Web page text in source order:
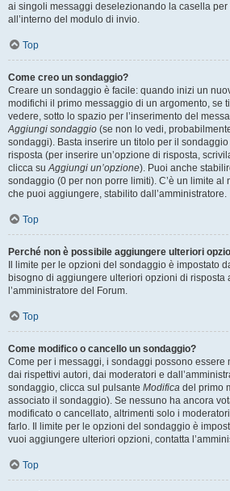
ai singoli messaggi deselezionando la casella
all’interno del modulo di invio.
Top
Come creo un sondaggio?
Creare un sondaggio è facile: quando inizi un
modifichi il primo messaggio di un argomento, se
vedere, sotto lo spazio per l’inserimento del
Aggiungi sondaggio (se non lo vedi,
sondaggi). Basta inserire un titolo per il
risposta (per inserire un’opzione di risposta,
clicca suAggiungi un’opzione). Puoi anche
sondaggio (0 per non porre limiti). C’è un limite
che puoi aggiungere, stabilito dall’amministratore.
Top
Perché non è possibile aggiungere ulteriori
Il limite per le opzioni del sondaggio è impostato
bisogno di aggiungere ulteriori opzioni di risposta
l’amministratore del Forum.
Top
Come modifico o cancello un sondaggio?
Come per i messaggi, i sondaggi possono essere
dai rispettivi autori, dai moderatori e
sondaggio, clicca sul pulsante Modifica del primo
associato il sondaggio). Se nessuno ha ancora
modificato o cancellato, altrimenti solo i
farlo. Il limite per le opzioni del sondaggio è
vuoi aggiungere ulteriori opzioni, contatta
Top